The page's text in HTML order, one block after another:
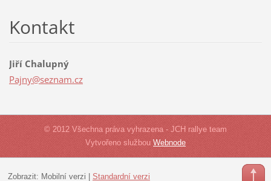
Kontakt
Jiří Chalupný
Pajny@seznam.cz
© 2012 Všechna práva vyhrazena - JCH rallye team
Vytvořeno službou Webnode
Zobrazit: Mobilní verzi Standardní verzi